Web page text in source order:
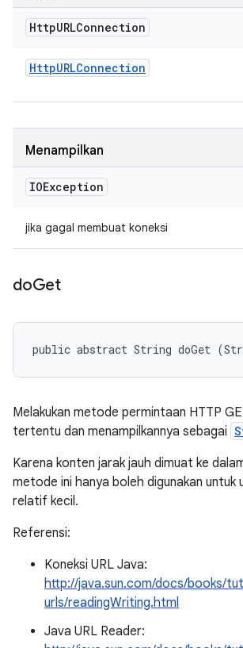
HttpURLConnection
HttpURLConnection
Menampilkan
IOException
jika gagal membuat koneksi
doGet
public abstract String doGet
Melakukan metode permintaan HTTP
tertentu dan menampilkannya sebagai
Karena konten jarak jauh dimuat ke
metode ini hanya boleh digunakan untuk
relatif kecil.
Referensi:
Koneksi URL Java:
http://java.sun.com/docs/books/
urls/readingWriting.html
Java URL Reader: